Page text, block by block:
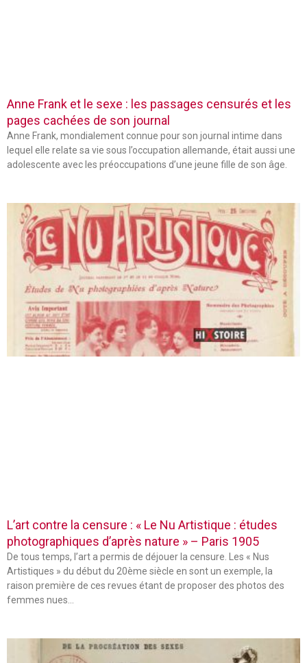
Anne Frank et le sexe : les passages censurés et les
pages cachées de son journal
Anne Frank, mondialement connue pour son journal intime dans
lequel elle relate sa vie sous l’occupation allemande, était aussi une
adolescente avec les préoccupations d’une jeune fille de son âge.
L’art contre la censure : « Le Nu Artistique : études
photographiques d’après nature » – Paris 1905
De tous temps, l’art a permis de déjouer la censure. Les « Nus
Artistiques » du début du 20ème siècle en sont un exemple, la
raison première de ces revues étant de proposer des photos des
femmes nues…